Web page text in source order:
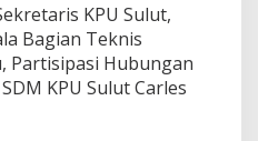
KPU Sulut,
Bagian Teknis
Partisipasi Hubungan
KPU Sulut Carles